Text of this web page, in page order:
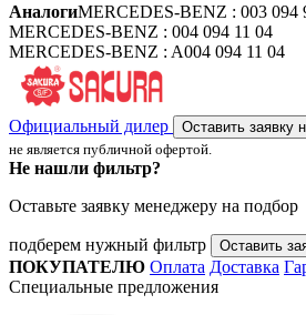
АналогиMERCEDES-BENZ : 003 094
MERCEDES-BENZ : 004 094 11 04
MERCEDES-BENZ : A004 094 11 04
Официальный дилер Оставить заявку
не является публичной офертой.
Не нашли фильтр?
Оставьте заявку менеджеру на подбор
подберем нужный фильтр Оставить
ПОКУПАТЕЛЮ Оплата Доставка
Специальные предложения